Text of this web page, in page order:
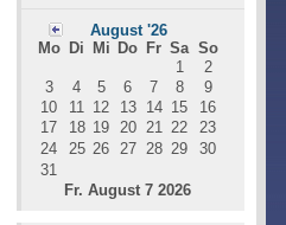
August '26
Mo
Di Mi Do Fr Sa So
Fr. August 7 2026
1
2
3
4 5 6 7 8
9
10
11 12 13 14 15
16
17
18 19 20 21 22
23
24
25 26 27 28 29
30
31